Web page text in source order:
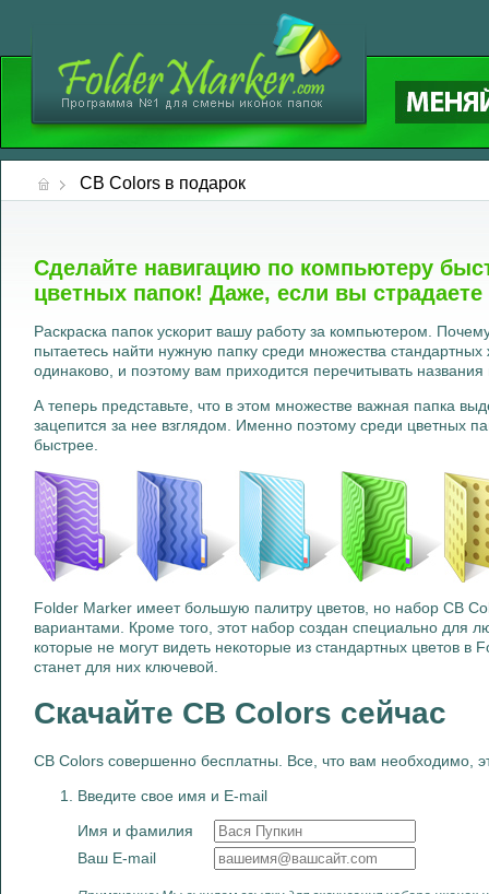
CB Colors в подарок
Сделайте навигацию по компьютеру
цветных папок! Даже, если вы
Раскраска папок ускорит вашу работу за компьютером.
пытаетесь найти нужную папку среди множества
одинаково, и поэтому вам приходится перечитывать названия
А теперь представьте, что в этом множестве важная папка
зацепится за нее взглядом. Именно поэтому среди цветных
быстрее.
Folder Marker имеет большую палитру цветов, но набор CB
вариантами. Кроме того, этот набор создан специально для
которые не могут видеть некоторые из стандартных цветов в
станет для них ключевой.
Скачайте CB Colors сейчас
CB Colors совершенно бесплатны. Все, что вам необходимо,
Введите свое имя и E-mail
Имя и фамилия
Ваш E-mail